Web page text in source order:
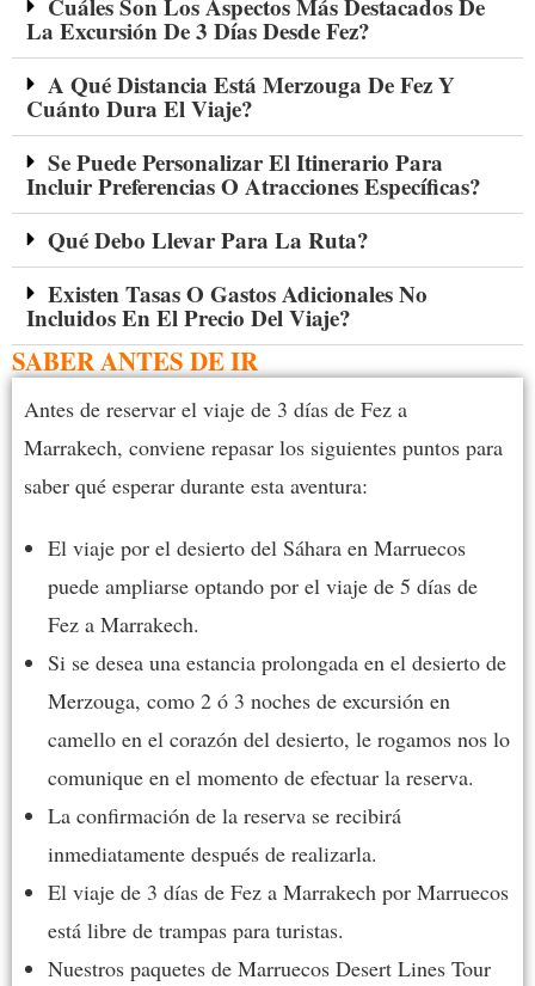
Cuáles Son Los Aspectos Más Destacados De
La Excursión De 3 Días Desde Fez?
A Qué Distancia Está Merzouga De Fez Y
Cuánto Dura El Viaje?
Se Puede Personalizar El Itinerario Para
Incluir Preferencias O Atracciones Específicas?
Qué Debo Llevar Para La Ruta?
Existen Tasas O Gastos Adicionales No
Incluidos En El Precio Del Viaje?
SABER ANTES DE IR
Antes de reservar el viaje de 3 días de Fez a
Marrakech, conviene repasar los siguientes puntos para
saber qué esperar durante esta aventura:
El viaje por el desierto del Sáhara en Marruecos
puede ampliarse optando por el viaje de 5 días de
Fez a Marrakech.
Si se desea una estancia prolongada en el desierto de
Merzouga, como 2 ó 3 noches de excursión en
camello en el corazón del desierto, le rogamos nos lo
comunique en el momento de efectuar la reserva.
La confirmación de la reserva se recibirá
inmediatamente después de realizarla.
El viaje de 3 días de Fez a Marrakech por Marruecos
está libre de trampas para turistas.
Nuestros paquetes de Marruecos Desert Lines Tour